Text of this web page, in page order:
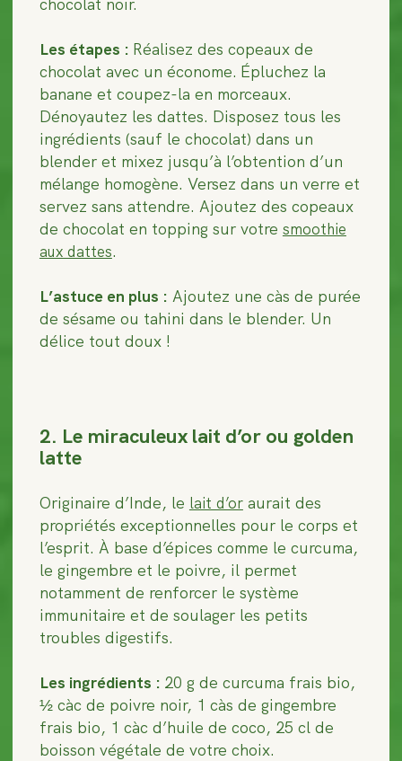
Les étapes : Réalisez des copeaux de
chocolat avec un économe. Épluchez la
banane et coupez-la en morceaux.
Dénoyautez les dattes. Disposez tous les
ingrédients (sauf le chocolat) dans un
blender et mixez jusqu’à l’obtention d’un
mélange homogène. Versez dans un verre et
servez sans attendre. Ajoutez des copeaux
de chocolat en topping sur votre smoothie
aux dattes.
L’astuce en plus : Ajoutez une càs de purée
de sésame ou tahini dans le blender. Un
délice tout doux !
2. Le miraculeux lait d’or ou golden
latte
Originaire d’Inde, le lait d’oraurait des
propriétés exceptionnelles pour le corps et
l’esprit. À base d’épices comme le curcuma,
le gingembre et le poivre, il permet
notamment de renforcer le système
immunitaire et de soulager les petits
troubles digestifs.
Les ingrédients : 20 g de curcuma frais bio,
½ càc de poivre noir, 1 càs de gingembre
frais bio, 1 càc d’huile de coco, 25 cl de
boisson végétale de votre choix.